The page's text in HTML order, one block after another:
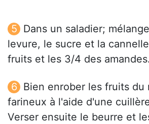
Dans un saladier;
levure, le sucre et la
fruits et les 3/4 des amandes.
Bien enrober les fruits du
farineux à l'aide d'une
Verser ensuite le beurre et